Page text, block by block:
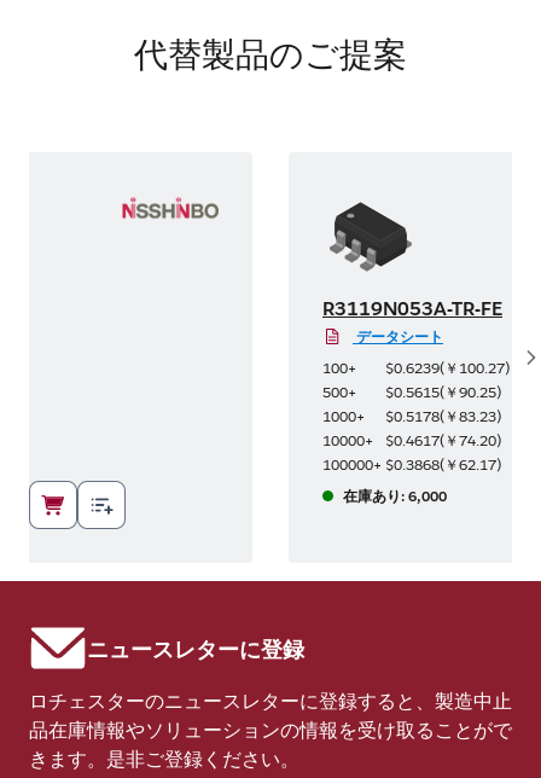
代替製品のご提案
R3119N053A-TR-FE
データシート
100+
$0.6239(￥100.27)
500+
$0.5615(￥90.25)
1000+
$0.5178(￥83.23)
10000+
$0.4617(￥74.20)
100000+ $0.3868(￥62.17)
在庫あり: 6,000
ニュースレターに登録
ロチェスターのニュースレターに登録すると、製造中止
品在庫情報やソリューションの情報を受け取ることがで
きます。是非ご登録ください。